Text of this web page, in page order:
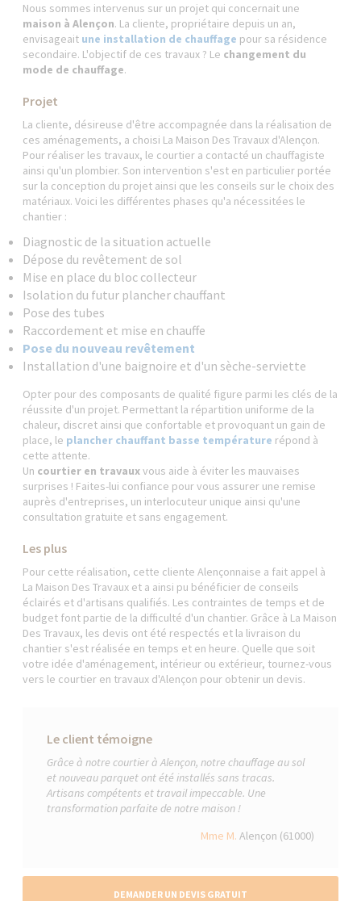
Nous sommes intervenus sur un projet qui concernait une
maison à Alençon. La cliente, propriétaire depuis un an,
envisageait une installation de chauffage pour sa résidence
secondaire. L'objectif de ces travaux ? Le changement du
mode de chauffage.
Projet
La cliente, désireuse d'être accompagnée dans la réalisation de
ces aménagements, a choisi La Maison Des Travaux d'Alençon.
Pour réaliser les travaux, le courtier a contacté un chauffagiste
ainsi qu'un plombier. Son intervention s'est en particulier portée
sur la conception du projet ainsi que les conseils sur le choix des
matériaux. Voici les différentes phases qu'a nécessitées le
chantier :
Diagnostic de la situation actuelle
Dépose du revêtement de sol
Mise en place du bloc collecteur
Isolation du futur plancher chauffant
Pose des tubes
Raccordement et mise en chauffe
Pose du nouveau revêtement
Installation d'une baignoire et d'un sèche-serviette
Opter pour des composants de qualité figure parmi les clés de la
réussite d'un projet. Permettant la répartition uniforme de la
chaleur, discret ainsi que confortable et provoquant un gain de
place, le plancher chauffant basse température répond à
cette attente.
Un courtier en travauxvous aide à éviter les mauvaises
surprises ! Faites-lui confiance pour vous assurer une remise
auprès d'entreprises, un interlocuteur unique ainsi qu'une
consultation gratuite et sans engagement.
Les plus
Pour cette réalisation, cette cliente Alençonnaise a fait appel à
La Maison Des Travaux et a ainsi pu bénéficier de conseils
éclairés et d'artisans qualifiés. Les contraintes de temps et de
budget font partie de la difficulté d'un chantier. Grâce à La Maison
Des Travaux, les devis ont été respectés et la livraison du
chantier s'est réalisée en temps et en heure. Quelle que soit
votre idée d'aménagement, intérieur ou extérieur, tournez-vous
vers le courtier en travaux d'Alençon pour obtenir un devis.
Le client témoigne
Grâce à notre courtier à Alençon, notre chauffage au sol
et nouveau parquet ont été installés sans tracas.
Artisans compétents et travail impeccable. Une
transformation parfaite de notre maison !
Mme M. Alençon (61000)
DEMANDER UN DEVIS GRATUIT